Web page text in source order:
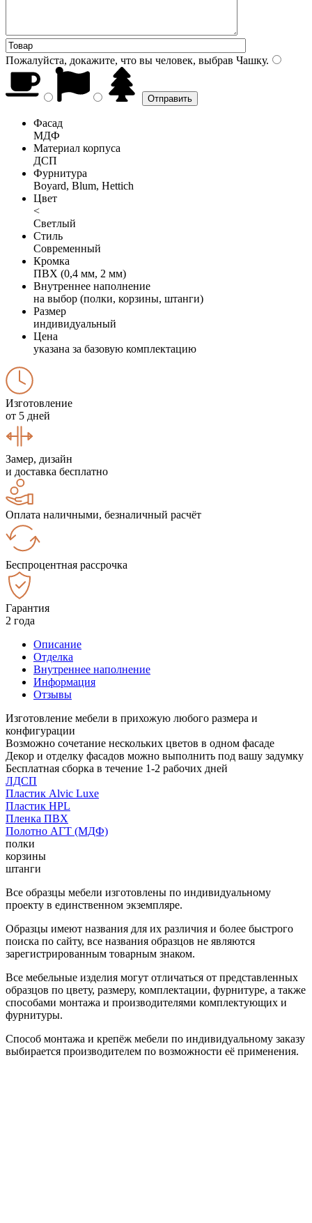
Пожалуйста, докажите, что вы человек, выбрав Чашку.
Фасад
МДФ
Материал корпуса
ДСП
Фурнитура
Boyard, Blum, Hettich
Цвет
<
Светлый
Стиль
Современный
Кромка
ПВХ (0,4 мм, 2 мм)
Внутреннее наполнение
на выбор (полки, корзины, штанги)
Размер
индивидуальный
Цена
указана за базовую комплектацию
Изготовление
от 5 дней
Замер, дизайн
и доставка бесплатно
Оплата наличными, безналичный расчёт
Беспроцентная рассрочка
Гарантия
2 года
Описание
Отделка
Внутреннее наполнение
Информация
Отзывы
Изготовление мебели в прихожую любого размера и
конфигурации
Возможно сочетание нескольких цветов в одном фасаде
Декор и отделку фасадов можно выполнить под вашу задумку
Бесплатная сборка в течение 1-2 рабочих дней
ЛДСП
Пластик Alvic Luxe
Пластик HPL
Пленка ПВХ
Полотно АГТ (МДФ)
полки
корзины
штанги
Все образцы мебели изготовлены по индивидуальному
проекту в единственном экземпляре.
Образцы имеют названия для их различия и более быстрого
поиска по сайту, все названия образцов не являются
зарегистрированным товарным знаком.
Все мебельные изделия могут отличаться от представленных
образцов по цвету, размеру, комплектации, фурнитуре, а также
способами монтажа и производителями комплектующих и
фурнитуры.
Способ монтажа и крепёж мебели по индивидуальному заказу
выбирается производителем по возможности её применения.